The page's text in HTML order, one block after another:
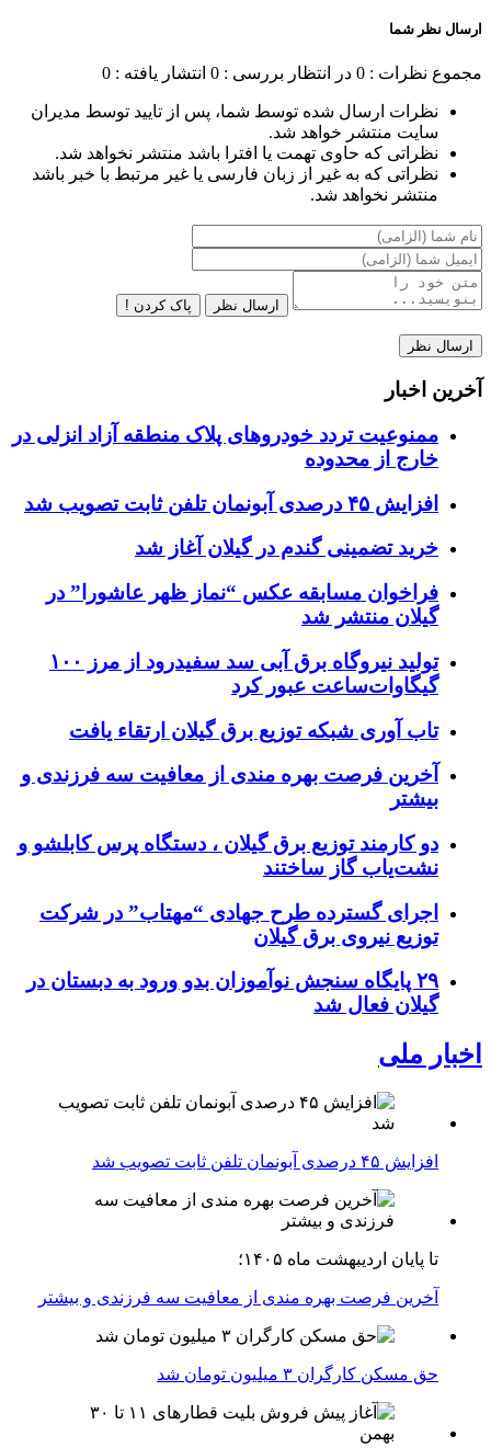
ارسال نظر شما
مجموع نظرات : 0 در انتظار بررسی : 0 انتشار یافته : 0
نظرات ارسال شده توسط شما، پس از تایید توسط مدیران
سایت منتشر خواهد شد.
نظراتی که حاوی تهمت یا افترا باشد منتشر نخواهد شد.
نظراتی که به غیر از زبان فارسی یا غیر مرتبط با خبر باشد
منتشر نخواهد شد.
ارسال نظر پاک کردن !
آخرین اخبار
ممنوعیت تردد خودروهای پلاک منطقه آزاد انزلی در
خارج از محدوده
افزایش ۴۵ درصدی آبونمان تلفن ثابت تصویب شد
خرید تضمینی گندم در گیلان آغاز شد
فراخوان مسابقه عکس “نماز ظهر عاشورا” در
گیلان منتشر شد
تولید نیروگاه برق‌ آبی سد سفیدرود از مرز ۱۰۰
گیگاوات‌ساعت عبور کرد
تاب آوری شبکه توزیع برق گیلان ارتقاء یافت
آخرین فرصت بهره مندی از معافیت سه فرزندی و
بیشتر
دو کارمند توزیع برق گیلان ، دستگاه پرس کابلشو و
نشت‌یاب گاز ساختند
اجرای گسترده طرح جهادی “مهتاب” در شرکت
توزیع نیروی برق گیلان
۲۹ پایگاه سنجش نوآموزان بدو ورود به دبستان در
گیلان فعال شد
اخبار ملی
افزایش ۴۵ درصدی آبونمان تلفن ثابت تصویب شد
تا پایان اردیبهشت ماه ۱۴۰۵؛
آخرین فرصت بهره مندی از معافیت سه فرزندی و بیشتر
حق مسکن کارگران ۳ میلیون تومان شد